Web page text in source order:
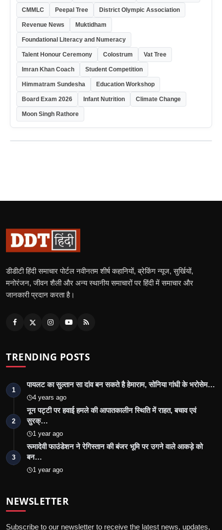
CMMLC Peepal Tree District Olympic Association
Revenue News Muktidham
Foundational Literacy and Numeracy
Talent Honour Ceremony Colostrum Vat Tree
Imran Khan Coach Student Competition
Himmatram Sundesha Education Workshop
Board Exam 2026 Infant Nutrition Climate Change
Moon Singh Rathore
डीडीटी हिंदी समाचार पोर्टल नवीनतम शीर्ष कहानियों, ब्रेकिंग न्यूज, सुर्खियों,
मनोरंजन, जीवन शैली और अन्य स्थानीय समाचारों पर हिंदी में समाचार और
जानकारी प्रदान करता है।
TRENDING POSTS
1
पायलट का सुल्तान सा दांव बन सकते है हेमाराम, सोनिया गांधी के भरोसेम…
4 years ago
2
नून पट्टी पर हवाई हमले की आपातकालीन स्थिति में राहत, बचाव एवं
सुरक्…
1 year ago
3
रूमादेवी फाउंडेशन ने रेगिस्तान की बंजर भूमि पर उगने वाले आकड़े को
बन…
1 year ago
NEWSLETTER
Subscribe to our newsletter to receive the latest news, updates,